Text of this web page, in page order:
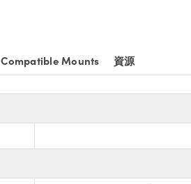
Compatible Mounts 資源